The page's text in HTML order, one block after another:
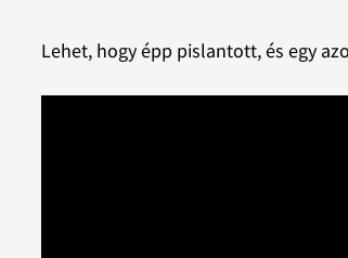
Lehet, hogy épp pislantott, és egy